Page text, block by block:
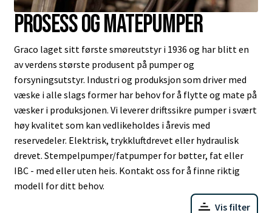
Prosess og matepumper
Graco laget sitt første smøreutstyr i 1936 og har blitt en
av verdens største produsent på pumper og
forsyningsutstyr. Industri og produksjon som driver med
væske i alle slags former har behov for å flytte og mate på
væsker i produksjonen. Vi leverer driftssikre pumper i svært
høy kvalitet som kan vedlikeholdes i årevis med
reservedeler. Elektrisk, trykkluftdrevet eller hydraulisk
drevet. Stempelpumper/fatpumper for bøtter, fat eller
IBC - med eller uten heis. Kontakt oss for å finne riktig
modell for ditt behov.
Vis filter